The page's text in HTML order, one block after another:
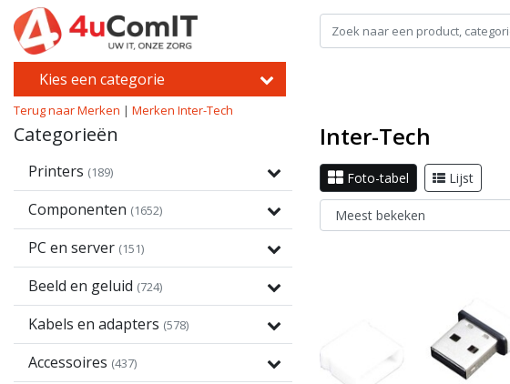
Kies een categorie
Terug naar Merken | Merken Inter-Tech
Categorieën
Printers (189)
Componenten (1652)
PC en server (151)
Beeld en geluid (724)
Kabels en adapters (578)
Accessoires (437)
Inter-Tech
Foto-tabel Lijst